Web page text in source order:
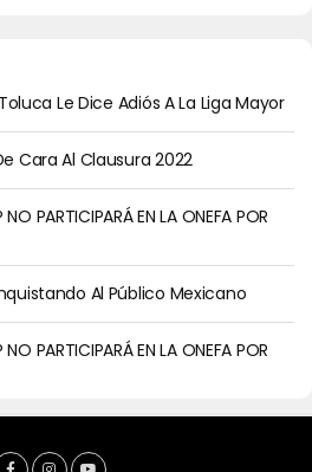
Le Dice Adiós A La Liga Mayor
Cara Al Clausura 2022
PARTICIPARÁ EN LA ONEFA POR
Al Público Mexicano
PARTICIPARÁ EN LA ONEFA POR